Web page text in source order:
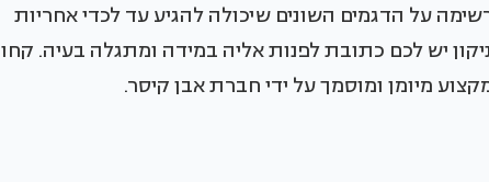
על הדגמים השונים שיכולה להגיע עד לכדי אחריות
יש לכם כתובת לפנות אליה במידה ומתגלה בעיה. קחו
מיומן ומוסמך על ידי חברת אבן קיסר.